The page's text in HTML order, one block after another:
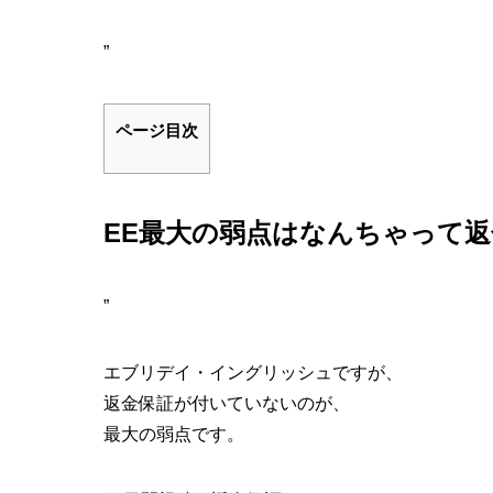
”
ページ目次
EE最大の弱点はなんちゃって返
”
エブリデイ・イングリッシュですが、
返金保証が付いていないのが、
最大の弱点です。